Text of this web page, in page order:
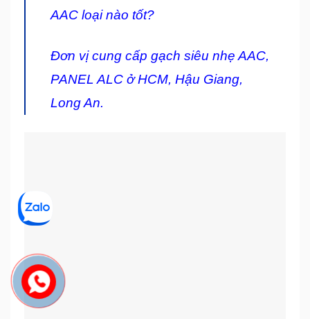
AAC loại nào tốt?
Đơn vị cung cấp gạch siêu nhẹ AAC,
PANEL ALC ở HCM, Hậu Giang,
Long An.